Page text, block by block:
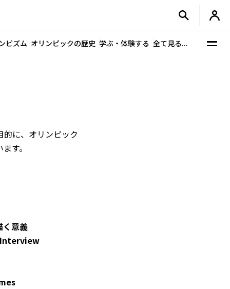
ピズム オリンピックの歴史 学ぶ・体験する 全て見る...
に、オリンピック
す。
意義
Interview